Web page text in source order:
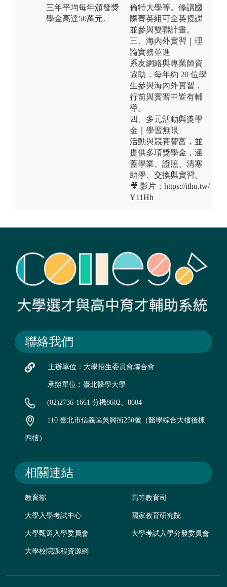
三年平均每年頒發獎
學金高達50萬元。
倫特大學等。修讀國
際菁英組可全英授課
並參與雙聯計畫。
三、海內外實習｜理
論實務並進
系友網絡與專業師資
協助，每年約 20 位學
生參與海內外實習，
行前與實習中皆有輔
導。
四、多元活動與獎學
金｜學習無限
活動與競賽豐富，並
提供多項獎學金，涵
蓋學業、證照、清寒
助學、交換與實習。
🎥 影片：https://ithu.tw/
Y11Hh
聯絡我們
主辦單位：大學招生委員會聯合會
承辦單位：臺北醫學大學
(02)2736-1661 分機8602、8604
110 臺北市信義區吳興街250號（醫學綜合大樓後棟
四樓）
相關連結
教育部 高等教育司
大學入學考試中心 國家教育研究院
大學甄選入學委員會 大學考試入學分發委員會
大學校院課程資源網